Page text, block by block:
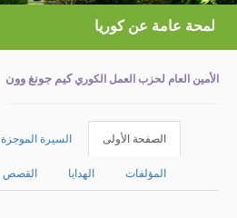
لمحة عامة عن كوريا
الأمين العام لحزب العمل الكوريكيم جونغ وون
الصفحة الأولى السيرة الموجزة
المؤلفات الهدايا القصص